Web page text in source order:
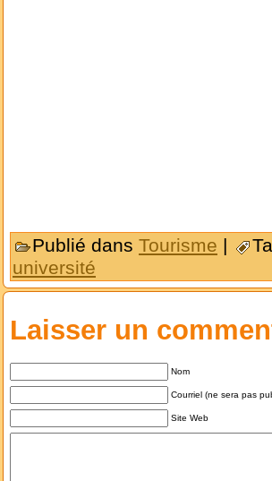
Publié dans Tourisme |
université
Laisser un
Nom
Courriel (ne sera pas
Site Web